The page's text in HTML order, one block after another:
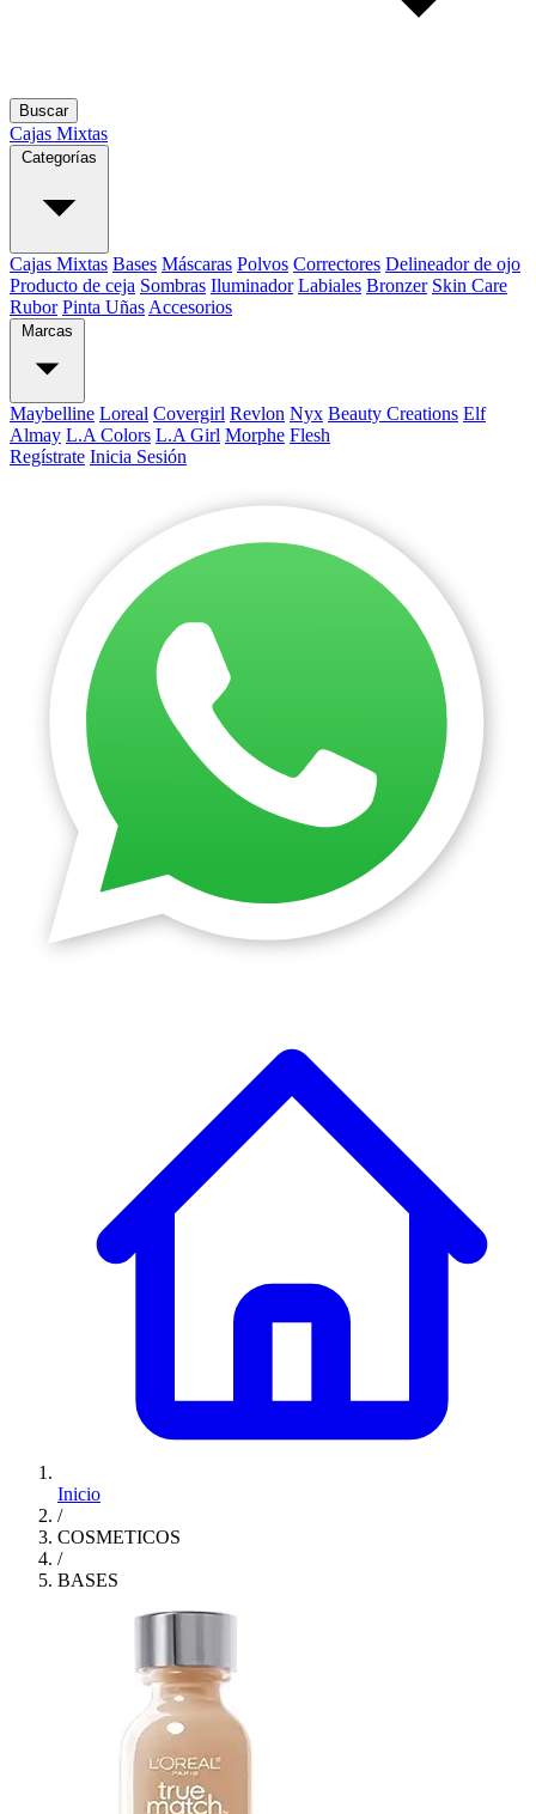
Buscar
Cajas Mixtas
Categorías
Cajas Mixtas Bases Máscaras Polvos Correctores Delineador de ojo
Producto de ceja Sombras Iluminador Labiales Bronzer Skin Care
Rubor Pinta Uñas Accesorios
Marcas
Maybelline Loreal Covergirl Revlon Nyx Beauty Creations Elf
Almay L.A Colors L.A Girl Morphe Flesh
Regístrate Inicia Sesión
Inicio
/
COSMETICOS
/
BASES